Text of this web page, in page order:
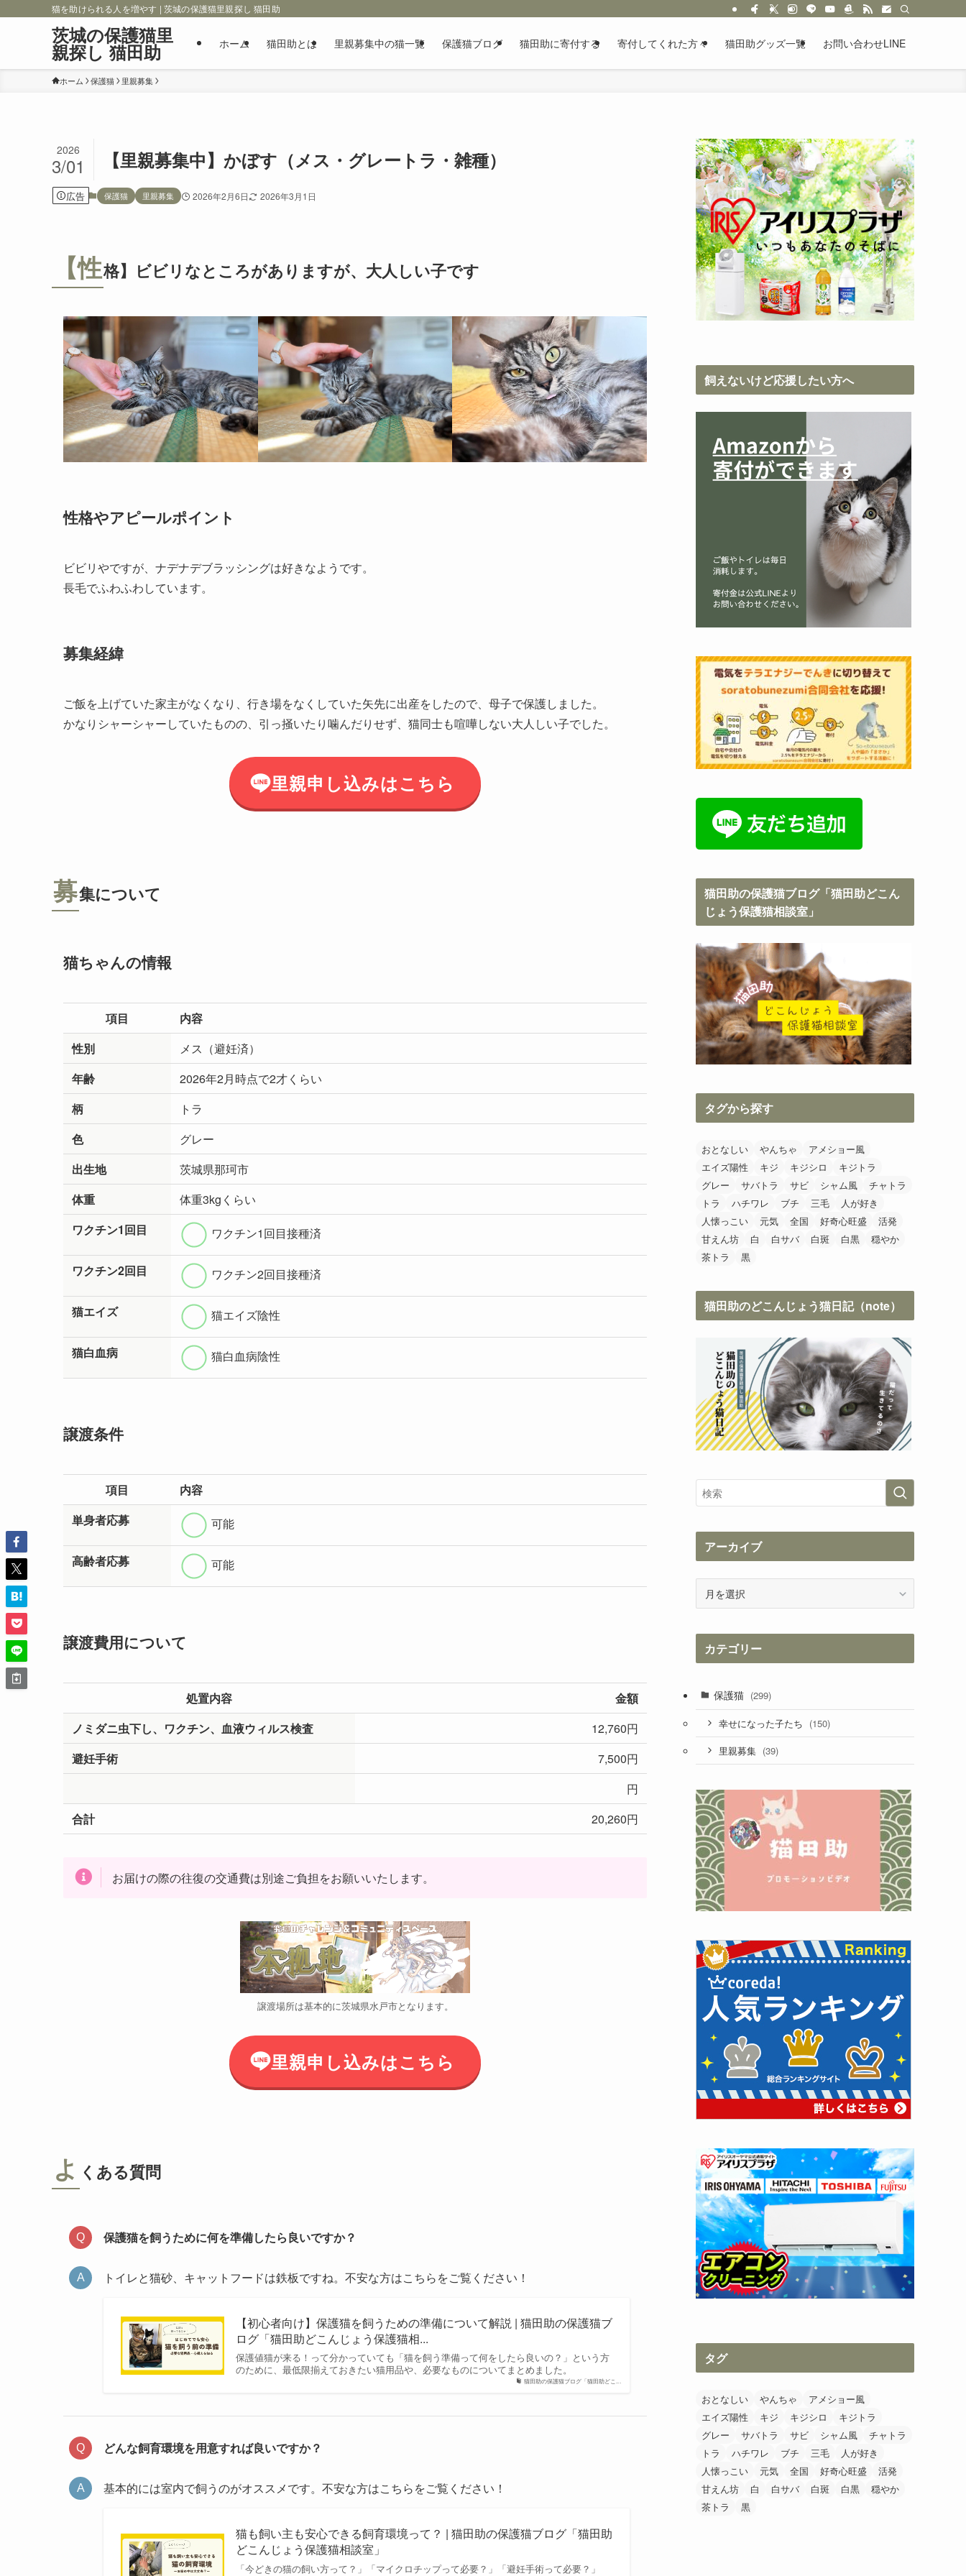
猫を助けられる人を増やす | 茨城の保護猫里親探し 猫田助
茨城の保護猫里
親探し 猫田助 ホーム 猫田助とは 里親募集中の猫一覧 保護猫ブログ 猫田助に寄付する 寄付してくれた方々 猫田助グッズ一覧 お問い合わせLINE
ホーム 保護猫 里親募集
【里親募集中】かぼす（メス・グレートラ・雑種）
2026
3/01
広告 保護猫 里親募集 2026年2月6日 2026年3月1日
【性格】ビビリなところがありますが、大人しい子です
性格やアピールポイント
ビビリやですが、ナデナデブラッシングは好きなようです。
長毛でふわふわしています。
募集経緯
ご飯を上げていた家主がなくなり、行き場をなくしていた矢先に出産をしたので、母子で保護しました。
かなりシャーシャーしていたものの、引っ掻いたり噛んだりせず、猫同士も喧嘩しない大人しい子でした。
里親申し込みはこちら
募集について
猫ちゃんの情報
項目
内容
性別
メス（避妊済）
年齢
2026年2月時点で2才くらい
柄
トラ
色
グレー
出生地
茨城県那珂市
体重
体重3kgくらい
ワクチン1回目
ワクチン1回目接種済
ワクチン2回目 ワクチン2回目接種済
猫エイズ 猫エイズ陰性
猫白血病 猫白血病陰性
譲渡条件
項目
内容
単身者応募
可能
高齢者応募 可能
譲渡費用について
処置内容
金額
ノミダニ虫下し、ワクチン、血液ウィルス検査
12,760円
避妊手術
7,500円
円
合計
20,260円
お届けの際の往復の交通費は別途ご負担をお願いいたします。
譲渡場所は基本的に茨城県水戸市となります。
里親申し込みはこちら
よ くある質問
保護猫を飼うために何を準備したら良いですか？
トイレと猫砂、キャットフードは鉄板ですね。不安な方はこちらをご覧ください！
猫田助の保護猫ブログ「猫田助どこ...
【初心者向け】保護猫を飼うための準備について解説 | 猫田助の保護猫ブ
ログ「猫田助どこんじょう保護猫相...
保護値猫が来る！って分かっていても「猫を飼う準備って何をしたら良いの？」という方
のために、最低限揃えておきたい猫用品や、必要なものについてまとめました。
どんな飼育環境を用意すれば良いですか？
基本的には室内で飼うのがオススメです。不安な方はこちらをご覧ください！
猫も飼い主も安心できる飼育環境って？ | 猫田助の保護猫ブログ「猫田助
どこんじょう保護猫相談室」
「今どきの猫の飼い方って？」「マイクロチップって必要？」「避妊手術って必要？」
飼えないけど応援したい方へ
猫田助の保護猫ブログ「猫田助どこん
じょう保護猫相談室」
タグから探す
おとなしい やんちゃ
アメショー風
エイズ陽性
キジ キジシロ
キジトラ
グレー
サバトラ サビ シャム風
チャトラ
トラ
ハチワレ ブチ 三毛
人が好き
人懐っこい
元気 全国 好奇心旺盛
活発
甘えん坊
白 白サバ 白斑 白黒
穏やか
茶トラ
黒
猫田助のどこんじょう猫日記（note）
アーカイブ
イ
カテゴリー
保護猫 (299)
幸せになった子たち (150)
里親募集 (39)
タグ
おとなしい やんちゃ
アメショー風
エイズ陽性
キジ キジシロ
キジトラ
グレー
サバトラ サビ シャム風
チャトラ
トラ
ハチワレ ブチ 三毛
人が好き
人懐っこい
元気 全国 好奇心旺盛
活発
甘えん坊
白 白サバ 白斑 白黒
穏やか
茶トラ
黒